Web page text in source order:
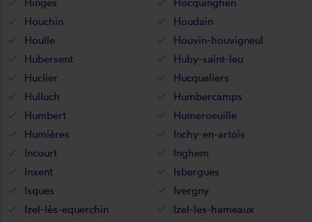
Houchin
Houdain
Houlle
Houvin-houvigneul
Hubersent
Huby-saint-leu
Huclier
Hucqueliers
Hulluch
Humbercamps
Humbert
Humeroeuille
Humières
Inchy-en-artois
Incourt
Inghem
Inxent
Isbergues
Isques
Ivergny
Izel-lès-equerchin
Izel-les-hameaux